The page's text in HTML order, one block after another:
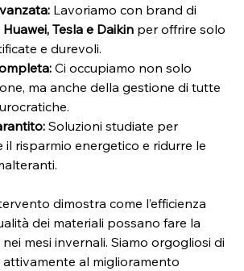
Lavoriamo con brand di
Huawei, Tesla e Daikin per offrire solo
e durevoli.
Ci occupiamo non solo
ma anche della gestione di tutte
Soluzioni studiate per
il risparmio energetico e ridurre le
dimostra come l’efficienza
dei materiali possano fare la
mesi invernali. Siamo orgogliosi di
al miglioramento